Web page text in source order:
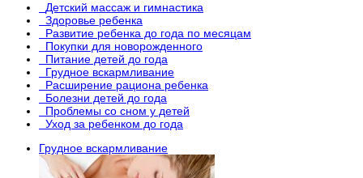
Детский массаж и гимнастика
Здоровье ребенка
Развитие ребенка до года по месяцам
Покупки для новорожденного
Питание детей до года
Грудное вскармливание
Расширение рациона ребенка
Болезни детей до года
Проблемы со сном у детей
Уход за ребенком до года
Грудное вскармливание